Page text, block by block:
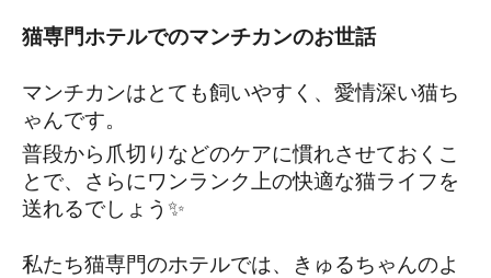
猫専門ホテルでのマンチカンのお世話
マンチカンはとても飼いやすく、愛情深い猫ち
ゃんです。
普段から爪切りなどのケアに慣れさせておくこ
とで、さらにワンランク上の快適な猫ライフを
送れるでしょう✨
私たち猫専門のホテルでは、きゅるちゃんのよ